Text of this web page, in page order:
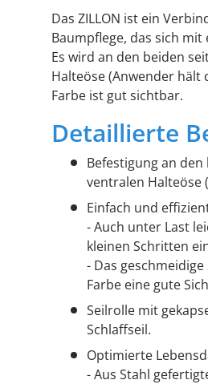
Das ZILLON ist ein
Baumpflege, das sich
Es wird an den beiden
Halteöse (Anwender hält
Farbe ist gut sichtbar.
Detaillierte
Befestigung an
ventralen Halteöse
Einfach und
- Auch unter Last
kleinen Schritten
- Das
Farbe eine gute
Seilrolle mit
Schlaffseil.
Optimierte
- Aus Stahl